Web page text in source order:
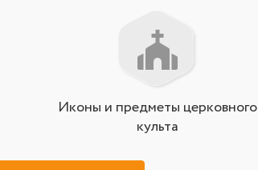
Иконы и предметы церковного
культа